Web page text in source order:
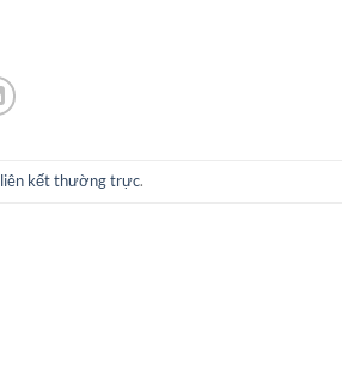
liên kết thường trực.